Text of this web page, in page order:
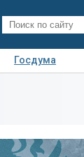
Госдума